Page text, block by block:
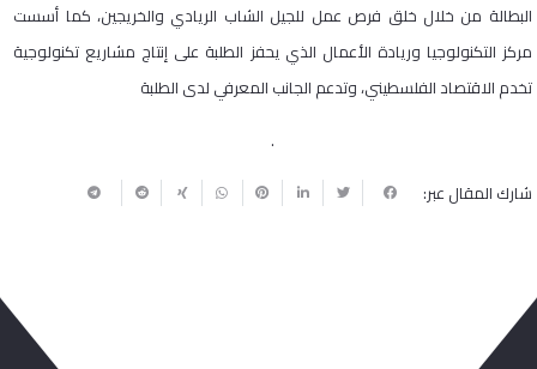
البطالة من خلال خلق فرص عمل للجيل الشاب الريادي والخريجين، كما أسست
مركز التكنولوجيا وريادة الأعمال الذي يحفز الطلبة على إنتاج مشاريع تكنولوجية
تخدم الاقتصاد الفلسطيني، وتدعم الجانب المعرفي لدى الطلبة
.
شارك المقال عبر: